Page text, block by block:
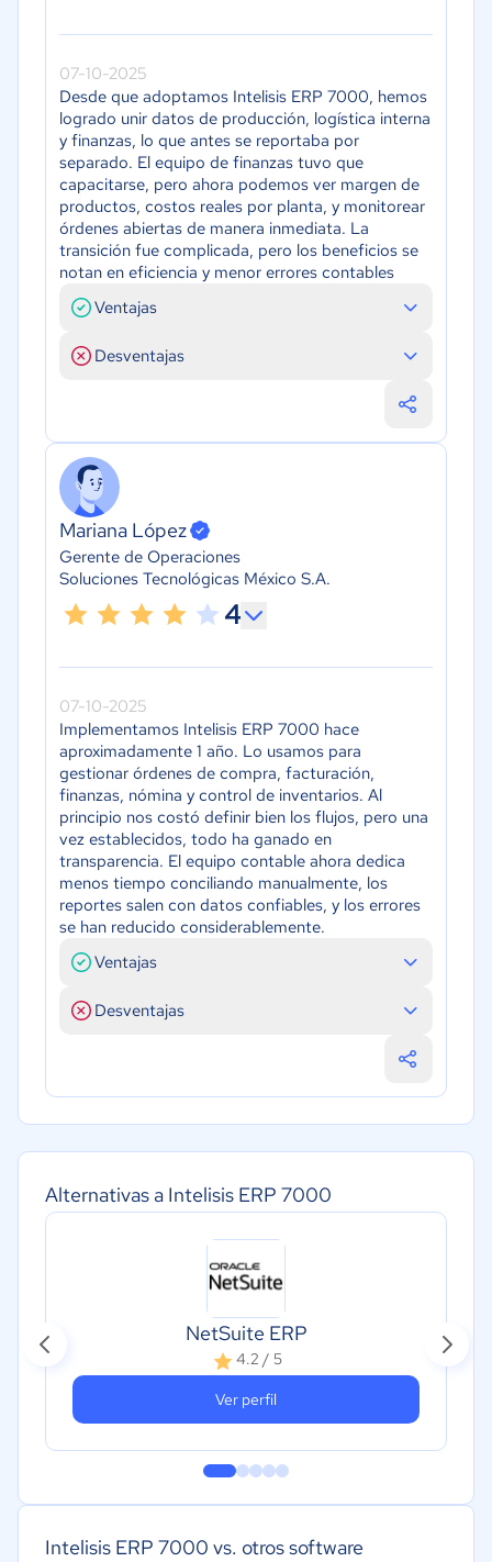
Alternativas a Intelisis ERP 7000
NetSuite ERP
4.2 / 5
Ver perfil
Intelisis ERP 7000 vs. otros software
07-10-2025
Desde que adoptamos Intelisis ERP 7000, hemos
logrado unir datos de producción, logística interna
y finanzas, lo que antes se reportaba por
separado. El equipo de finanzas tuvo que
capacitarse, pero ahora podemos ver margen de
productos, costos reales por planta, y monitorear
órdenes abiertas de manera inmediata. La
transición fue complicada, pero los beneficios se
notan en eficiencia y menor errores contables
Ventajas
Desventajas
Mariana López
Gerente de Operaciones
Soluciones Tecnológicas México S.A.
4
07-10-2025
Implementamos Intelisis ERP 7000 hace
aproximadamente 1 año. Lo usamos para
gestionar órdenes de compra, facturación,
finanzas, nómina y control de inventarios. Al
principio nos costó definir bien los flujos, pero una
vez establecidos, todo ha ganado en
transparencia. El equipo contable ahora dedica
menos tiempo conciliando manualmente, los
reportes salen con datos confiables, y los errores
se han reducido considerablemente.
Ventajas
Desventajas